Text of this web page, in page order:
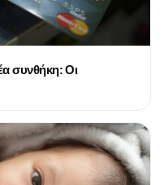
συνθήκη: Οι